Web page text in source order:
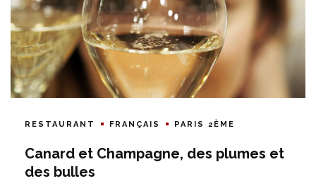
RESTAURANT FRANÇAIS PARIS 2ÈME
Canard et Champagne, des plumes et
des bulles